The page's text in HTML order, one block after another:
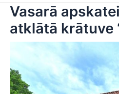
Vasarā
atklātā krātuve